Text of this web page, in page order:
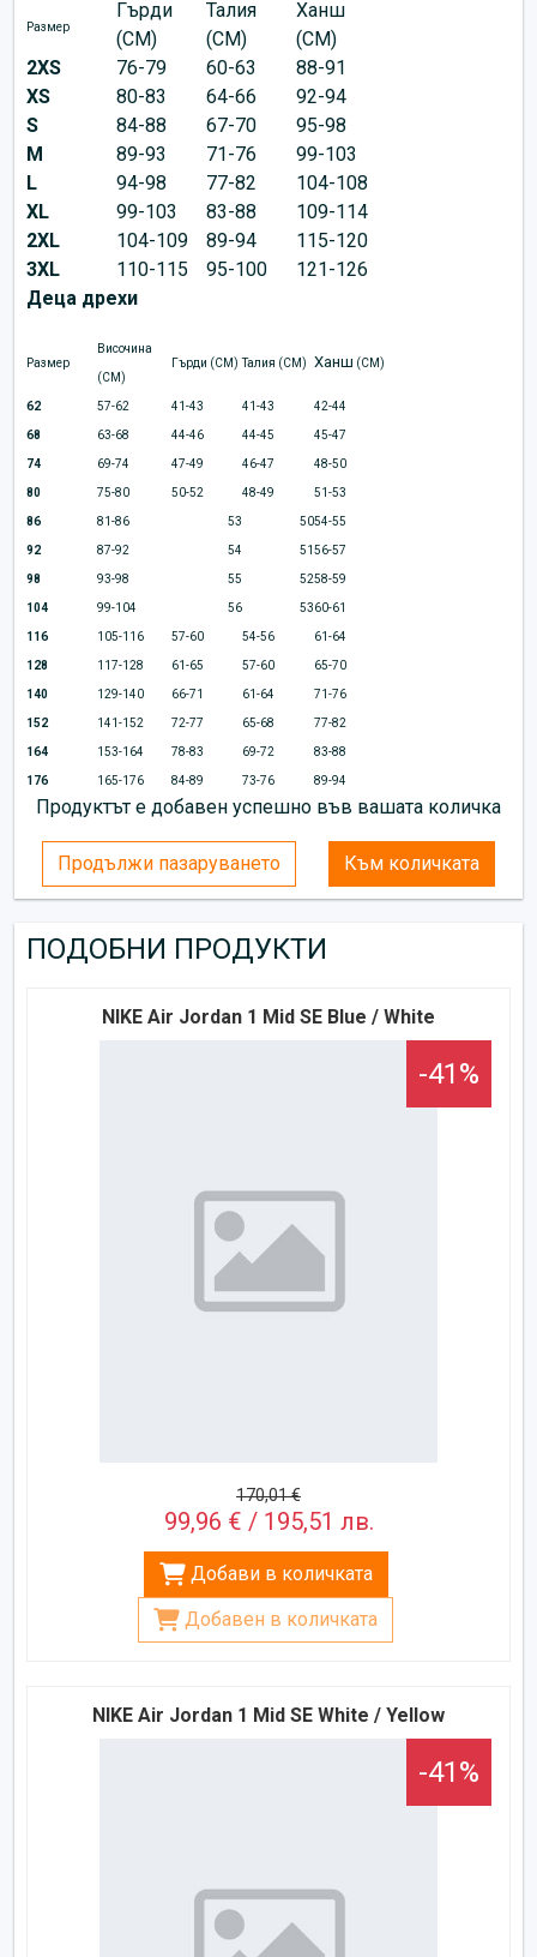
Размер
Гърди
(CM)
Талия
(CM)
Ханш
(CM)
2XS
76-79 60-63
88-91
XS
80-83 64-66
92-94
S
84-88 67-70
95-98
M
89-93 71-76
99-103
L
94-98 77-82
104-108
XL
99-103 83-88
109-114
2XL
104-109 89-94
115-120
3XL
110-115 95-100
121-126
Деца дрехи
Размер
Височина
(CM)
Гърди (CM) Талия (CM) Ханш (CM)
62 57-62 41-43 41-43 42-44
68 63-68 44-46 44-45 45-47
74 69-74 47-49 46-47 48-50
80 75-80 50-52 48-49 51-53
86 81-86 53 5054-55
92 87-92 54 5156-57
98 93-98 55 5258-59
104 99-104 56 5360-61
116 105-116 57-60 54-56 61-64
128 117-128 61-65 57-60 65-70
140 129-140 66-71 61-64 71-76
152 141-152 72-77 65-68 77-82
164 153-164 78-83 69-72 83-88
176 165-176 84-89 73-76 89-94
Продуктът е добавен успешно във вашата количка
Продължи пазаруването Към количката
ПОДОБНИ ПРОДУКТИ
NIKE Air Jordan 1 Mid SE Blue / White
-41%
170,01 €
99,96 € / 195,51 лв.
Добави в количката
Добавен в количката
NIKE Air Jordan 1 Mid SE White / Yellow
-41%